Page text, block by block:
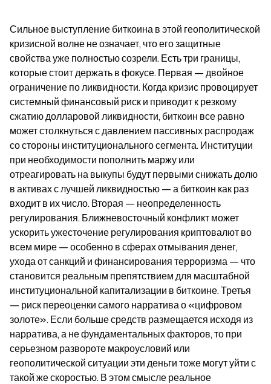
Сильное выступление биткоина в этой геополитической
кризисной волне не означает, что его защитные
свойства уже полностью созрели. Есть три границы,
которые стоит держать в фокусе. Первая — двойное
ограничение по ликвидности. Когда кризис провоцирует
системный финансовый риск и приводит к резкому
сжатию долларовой ликвидности, биткоин все равно
может столкнуться с давлением пассивных распродаж
со стороны институционального сегмента. Институции
при необходимости пополнить маржу или
отреагировать на выкупы будут первыми снижать долю
в активах с лучшей ликвидностью — а биткоин как раз
входит в их число. Вторая — неопределенность
регулирования. Ближневосточный конфликт может
ускорить ужесточение регулирования криптовалют во
всем мире — особенно в сферах отмывания денег,
ухода от санкций и финансирования терроризма — что
становится реальным препятствием для масштабной
институциональной капитализации в биткоине. Третья
— риск переоценки самого нарратива о «цифровом
золоте». Если больше средств размещается исходя из
нарратива, а не фундаментальных факторов, то при
серьезном развороте макроусловий или
геополитической ситуации эти деньги тоже могут уйти с
такой же скоростью. В этом смысле реальное